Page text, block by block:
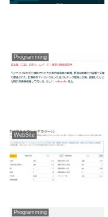
Programming
WebSite
Programming